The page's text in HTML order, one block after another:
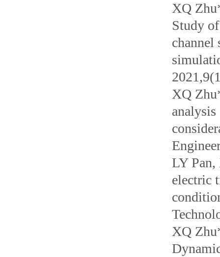
XQ
Study
channel
XQ
LY
electric
XQ